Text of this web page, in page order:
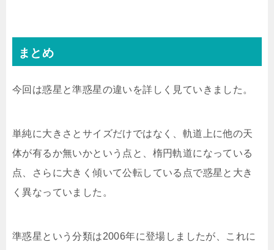
まとめ
今回は惑星と準惑星の違いを詳しく見ていきました。
単純に大きさとサイズだけではなく、軌道上に他の天
体が有るか無いかという点と、楕円軌道になっている
点、さらに大きく傾いて公転している点で惑星と大き
く異なっていました。
準惑星という分類は2006年に登場しましたが、これに